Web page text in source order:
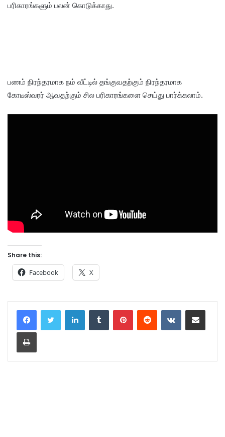
பரிகாரங்களும் பலன் கொடுக்காது.
பணம் நிரந்தரமாக நம் வீட்டில் தங்குவதற்கும் நிரந்தரமாக
கோடீஸ்வரர் ஆவதற்கும் சில பரிகாரங்களை செய்து பார்க்கலாம்.
Share this:
Facebook X
LinkedInTumblr PinterestReddit VKontakteShare via Email
Print